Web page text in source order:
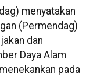
menyatakan
(Permendag)
dan
Daya Alam
pada